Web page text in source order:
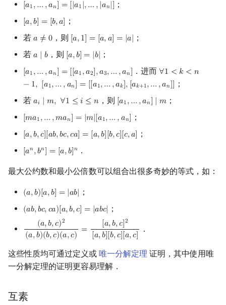
[𝑎1,… ,𝑎𝑛] = [|𝑎1|,… ,|𝑎𝑛|]
[a1, …, an]= |a 1 |,… ,| an| ] ；
[𝑎,𝑏] = [𝑏,𝑎]
[a,b] =[b,a]
；
若 𝑎 ≠ 0
a ≠0 ，则 [𝑎,1] = [𝑎,𝑎] = |𝑎|
[a,1]= [a a]=|a |
；
若 𝑎 ∣ 𝑏
a b ，则 [𝑎,𝑏] = |𝑏|
[a,b] =|b | ；
[𝑎1,… ,𝑎𝑛] = [[𝑎1,𝑎2],𝑎3,… ,𝑎𝑛]
[a1, …, an]= [a 1,a2],a3 ,…,a n] ．进而∀1 < 𝑘 < 𝑛
− 1, [𝑎1,… ,𝑎𝑛] = [[𝑎1,… ,𝑎𝑘], [𝑎𝑘+1,… ,𝑎𝑛]]
∀1<k<n −1 [a
；
若 𝑎𝑖 ∣ 𝑚, ∀1 ≤ 𝑖 ≤ 𝑛
ai m, ∀ 1≤i≤ n ，则 [𝑎1,… ,𝑎𝑛] ∣ 𝑚
[a1,…, an]∣m ；
[𝑚𝑎1,… ,𝑚𝑎𝑛] = |𝑚|[𝑎1,… ,𝑎𝑛]
[ma1, …, man]= m [a1 ,…,an ] ；
[𝑎,𝑏,𝑐][𝑎𝑏,𝑏𝑐,𝑐𝑎] = [𝑎,𝑏][𝑏,𝑐][𝑐,𝑎]
[a,b,c] [ab,bc,ca =[ a,b][ b,c][ c,a] ；
[𝑎𝑛,𝑏𝑛] = [𝑎,𝑏]𝑛
[an,bn =[ a,b]n ．
最大公约数和最小公倍数可以组合出很多奇妙的等式，如：
(𝑎,𝑏)[𝑎,𝑏] = |𝑎𝑏|
(a,b)[a,b] =|a b| ；
(𝑎𝑏,𝑏𝑐,𝑐𝑎)[𝑎,𝑏,𝑐] = |𝑎𝑏𝑐|
(ab,bc ca)[a,b,c] =|a bc| ；
(𝑎,𝑏,𝑐)2
(𝑎,𝑏)(𝑏,𝑐)(𝑎,𝑐) = [𝑎,𝑏,𝑐]2
[𝑎,𝑏][𝑏,𝑐][𝑎,𝑐]
(a,b,c)2(a,b)(b,c )(a ,c)=[a,b,c]2[a,b ]．
这些性质均可通过定义或 唯一分解定理 证明，其中使用唯
一分解定理的证明更容易理解．
互素